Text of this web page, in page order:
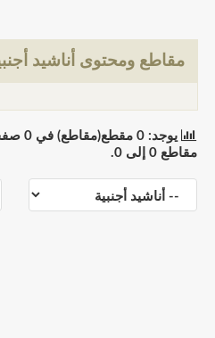
مقاطع ومحتوى أناشيد
يوجد:
مقاطع 0 إلى 0.